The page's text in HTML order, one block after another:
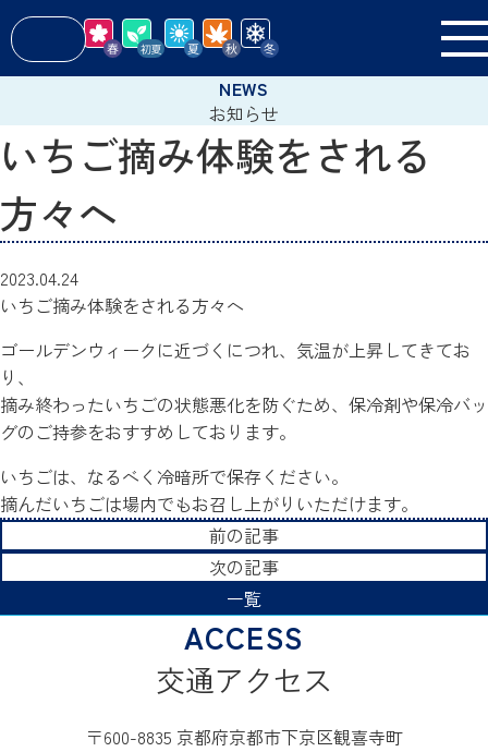
お知らせ
いちご摘み体験をされる
方々へ
2023.04.24
いちご摘み体験をされる方々へ
ゴールデンウィークに近づくにつれ、気温が上昇してきてお
り、
摘み終わったいちごの状態悪化を防ぐため、保冷剤や保冷バッ
グのご持参をおすすめしております。
いちごは、なるべく冷暗所で保存ください。
摘んだいちごは場内でもお召し上がりいただけます。
前の記事
次の記事
一覧
交通アクセス
〒600-8835 京都府京都市下京区観喜寺町